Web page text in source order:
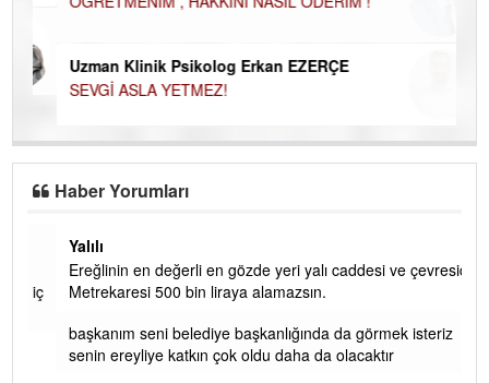
Uzman Klinik Psikolog Erkan EZERÇE
SEVGİ ASLA YETMEZ!
Haber Yorumları
Yalılı
Ereğlinin en değerli en gözde yeri yalı caddesi ve çevresidir.
Metrekaresi 500 bin liraya alamazsın.
başkanım seni belediye başkanlığında da görmek isteriz
senin ereyliye katkın çok oldu daha da olacaktır